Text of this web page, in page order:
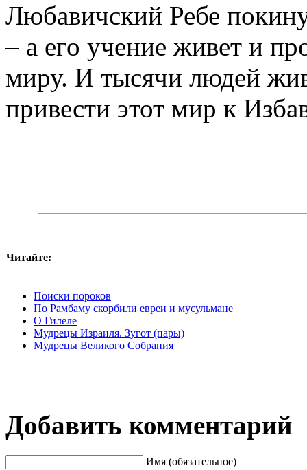
Любавичский Ребе
– а его учение живет и
миру. И тысячи людей
привести этот мир к
Читайте:
Поиски пороков
По Рамбаму скорбили евреи и мусульмане
О Гилеле
Мудрецы Израиля. Зугот (пары)
Мудрецы Великого Собрания
Добавить комментарий
Имя (обязательное)